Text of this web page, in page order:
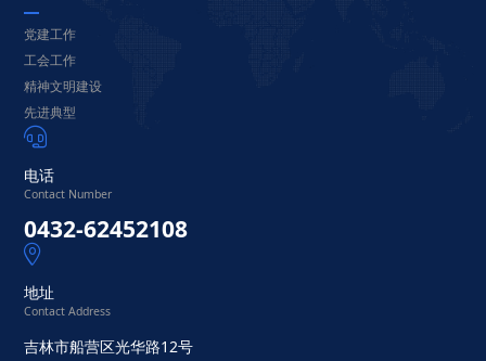
党建工作
工会工作
精神文明建设
先进典型

电话
Contact Number
0432-62452108

地址
Contact Address
吉林市船营区光华路12号